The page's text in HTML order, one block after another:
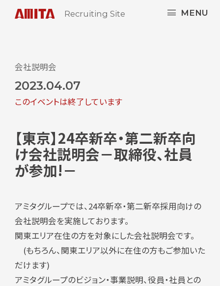
Recruiting Site MENU
会社説明会
【東京】24卒新卒・第二新卒向
け会社説明会－取締役、社員
が参加!－
2023.04.07
このイベントは終了しています
アミタグループでは、24卒新卒・第二新卒採用向けの
会社説明会を実施しております。
関東エリア在住の方を対象にした会社説明会です。
(もちろん、関東エリア以外に在住の方もご参加いた
だけます)
アミタグループのビジョン・事業説明、役員・社員との